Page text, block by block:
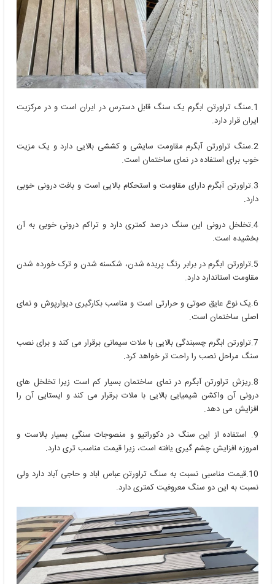
1.سنگ تراورتن ابگرم یک سنگ قابل دسترس در ایران است و در مرکزیت
ایران قرار دارد.
2.سنگ تراورتن آبگرم مقاومت سایشی و کششی بالایی دارد و یک مزیت
خوب برای استفاده در نمای ساختمان است.
3.تراورتن آبگرم دارای مقاومت و استحکام بالایی است و بافت درونی خوبی
دارد.
4.تخلخل درونی این سنگ درصد کمتری دارد و تراکم درونی خوبی به آن
بخشیده است.
5.تراورتن ابگرم در برابر رنگ پریده شدن، شکسنه شدن و ترک خورده شدن
مقاومت استاندارد دارد.
6.یک نوع عایق صوتی و حرارتی است و مناسب بکارگیری دیوارپوش و نمای
اصلی ساختمان است.
7.تراورتن ابگرم چسبندگی بالایی با ملات سیمانی برقرار می کند و برای نصب
سنگ مراحل نصب را راحت تر خواهد کرد.
8.ریزش تراورتن آبگرم در نمای ساختمان بسیار کم است زیرا تخلخل های
درونی آن واکشن شیمیایی بالایی با ملات برقرار می کند و ایستایی آن را
افزایش می دهد.
9. استفاده از این سنگ در دکوراتیو و منصوجات سنگی بسیار بالاست و
امروزه افزایش چشم گیری یافته است، زیرا قیمت مناسب تری دارد.
10.قیمت مناسبی نسبت به سنگ تراورتن عباس اباد و حاجی آباد دارد ولی
نسبت به این دو سنگ معروفیت کمتری دارد.